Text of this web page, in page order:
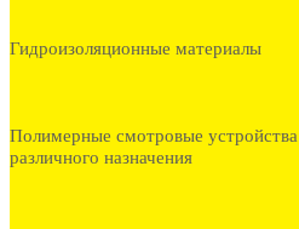
Гидроизоляционные материалы
Полимерные смотровые устройства
различного назначения